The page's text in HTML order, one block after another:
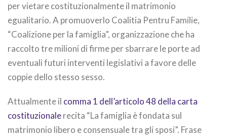
per vietare costituzionalmente il matrimonio
egualitario. A promuoverlo Coalitia Pentru Familie,
“Coalizione per la famiglia”, organizzazione che ha
raccolto tre milioni di firme per sbarrare le porte ad
eventuali futuri interventi legislativi a favore delle
coppie dello stesso sesso.
Attualmente il comma 1 dell’articolo 48 della carta
costituzionalerecita “La famiglia è fondata sul
matrimonio libero e consensuale tra gli sposi”. Frase